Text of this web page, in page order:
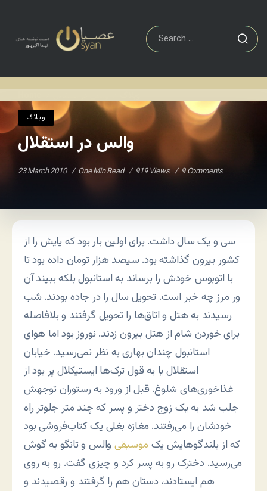
وبلاگ
والس در استقلال
23 March 2010 One Min Read 919 Views 9 Comments
سی و یک سال داشت. برای اولین بار بود که پایش را از
کشور بیرون گذاشته بود. سیصد هزار تومان داده بود تا
با اتوبوس خودش را برساند به استانبول بلکه ببیند آن
ور مرز چه خبر است. تحویل سال را در جاده بودند. شب
رسیدند به هتل و اتاق‌ها را تحویل گرفتند و بلافاصله
برای خوردن شام از هتل بیرون زدند. نوروز بود اما هوای
استانبول چندان بهاری به نظر نمی‌رسید. خیابان
استقلال یا به قول ترک‌ها ایستیکلال پر بود از
غذاخوری‌های شلوغ. قبل از ورود به رستوران توجهش
جلب شد به یک زوج دختر و پسر که چند متر جلوتر راه
خودشان را می‌رفتند. مغازه بغلی یک کتاب‌فروشی بود
که از بلندگوهایش یک موسیقی والس و تانگو به گوش
می‌رسید. دخترک رو به پسر کرد و چیزی گفت. رو به روی
هم ایستادند، دستان هم را گرفتند و رقصیدند و